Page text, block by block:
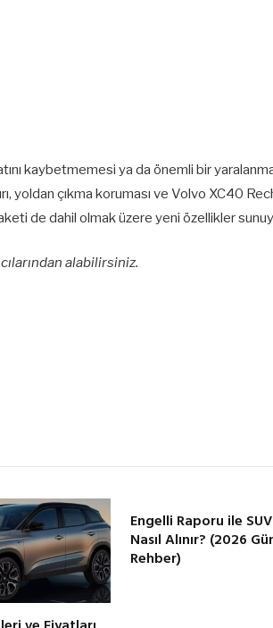
kaybetmemesi ya da önemli bir
yoldan çıkma koruması ve Volvo XC40
de dahil olmak üzere yeni özellikler
alabilirsiniz.
Engelli Raporu ile
Nasıl Alınır? (2026
Rehber)